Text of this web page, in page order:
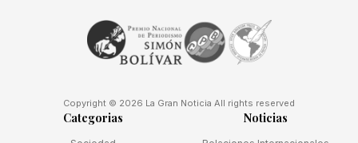
Copyright © 2026 La Gran Noticia All rights reserved
Categorias Noticias